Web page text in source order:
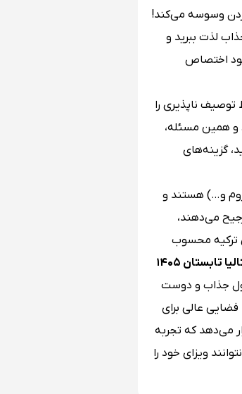
وسوسه می‌کند!
لذت ببرید و
اختصاص
ناپذیری را
و همین مسئله،
گزینه‌های
کوش آداسی، بدروم و…) هستند و
می‌دهند،
ترکیه محسوب
تابستان ۱۴۰۵
جذاب و دوست
عالی برای
می‌دهد که تجربه
ویزای خود را